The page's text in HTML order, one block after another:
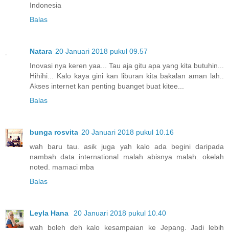
Indonesia
Balas
Natara 20 Januari 2018 pukul 09.57
Inovasi nya keren yaa... Tau aja gitu apa yang kita butuhin...
Hihihi... Kalo kaya gini kan liburan kita bakalan aman lah..
Akses internet kan penting buanget buat kitee...
Balas
bunga rosvita 20 Januari 2018 pukul 10.16
wah baru tau. asik juga yah kalo ada begini daripada
nambah data international malah abisnya malah. okelah
noted. mamaci mba
Balas
Leyla Hana
20 Januari 2018 pukul 10.40
wah boleh deh kalo kesampaian ke Jepang. Jadi lebih